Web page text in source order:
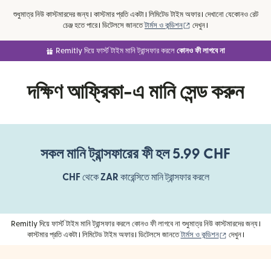
শুধুমাত্র নিউ কাস্টমারদের জন্য। কাস্টমার প্রতি একটা। লিমিটেড টাইম অফার। দেখানো যেকোনও রেট
চেঞ্জ হতে পারে। ডিটেলসে জানতেটার্মস ও কন্ডিশন (নতুন উইন্ডোতে খুলবে)
দেখুন।
Remitly দিয়ে ফার্স্ট টাইম মানি ট্রান্সফার করলে কোনও ফী লাগবে না
দক্ষিণ আফ্রিকা-এ মানি সেন্ড করুন
সকল মানি ট্রান্সফারের ফী হল 5.99 CHF
CHFথেকেZAR কারেন্সিতে মানি ট্রান্সফার করলে
Remitly দিয়ে ফার্স্ট টাইম মানি ট্রান্সফার করলে কোনও ফী লাগবে না শুধুমাত্র নিউ কাস্টমারদের জন্য।
কাস্টমার প্রতি একটা। লিমিটেড টাইম অফার। ডিটেলসে জানতেটার্মস ও কন্ডিশন (নতুন উইন্ডোতে
দেখুন।